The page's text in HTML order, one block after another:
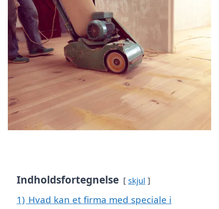
Indholdsfortegnelse skjul
1) Hvad kan et firma med speciale i